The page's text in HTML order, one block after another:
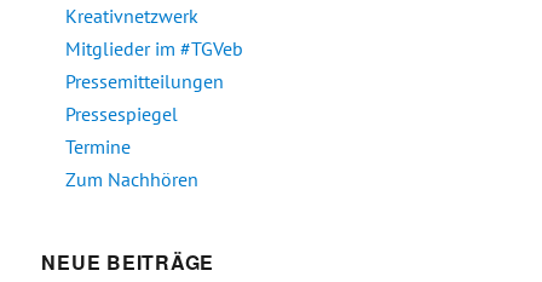
Kreativnetzwerk
Mitglieder im #TGVeb
Pressemitteilungen
Pressespiegel
Termine
Zum Nachhören
NEUE BEITRÄGE